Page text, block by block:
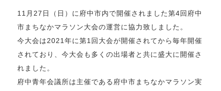
11月27日（日）に府中市内で開催されました第4回府中
市まちなかマラソン大会の運営に協力致しました。
今大会は2021年に第1回大会が開催されてから毎年開催
されており、今大会も多くの出場者と共に盛大に開催さ
れました。
府中青年会議所は主催である府中市まちなかマラソン実